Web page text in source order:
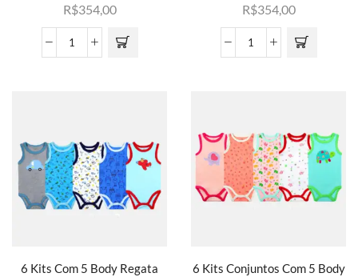
R$354,00 R$354,00
6 Kits Com 5 Body Regata
6 Kits Conjuntos Com 5 Body